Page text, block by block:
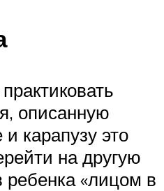
описанную
карапузу это
на другую
ребенка «лицом в